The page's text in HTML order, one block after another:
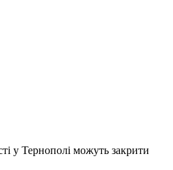
у Тернополі можуть закрити